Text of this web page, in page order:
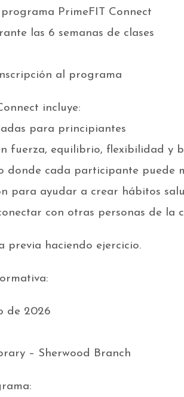
PrimeFIT Connect
las 6 semanas de clases
al programa
incluye:
para principiantes
fuerza, equilibrio, flexibilidad y
donde cada participante puede
para ayudar a crear hábitos
con otras personas de la
previa haciendo ejercicio.
de 2026
– Sherwood Branch